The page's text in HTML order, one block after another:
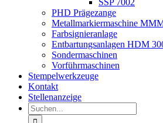
SSP 7002
PHD Prägezange
Metallmarkiermaschine
Farbsignieranlage
Entbartungsanlagen HDM
Sondermaschinen
Vorführmaschinen
Stempelwerkzeuge
Kontakt
Stellenanzeige
Suche
nach: